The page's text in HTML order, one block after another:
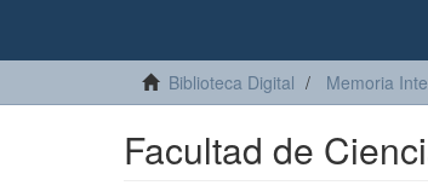
Biblioteca Digital Memoria
Facultad de